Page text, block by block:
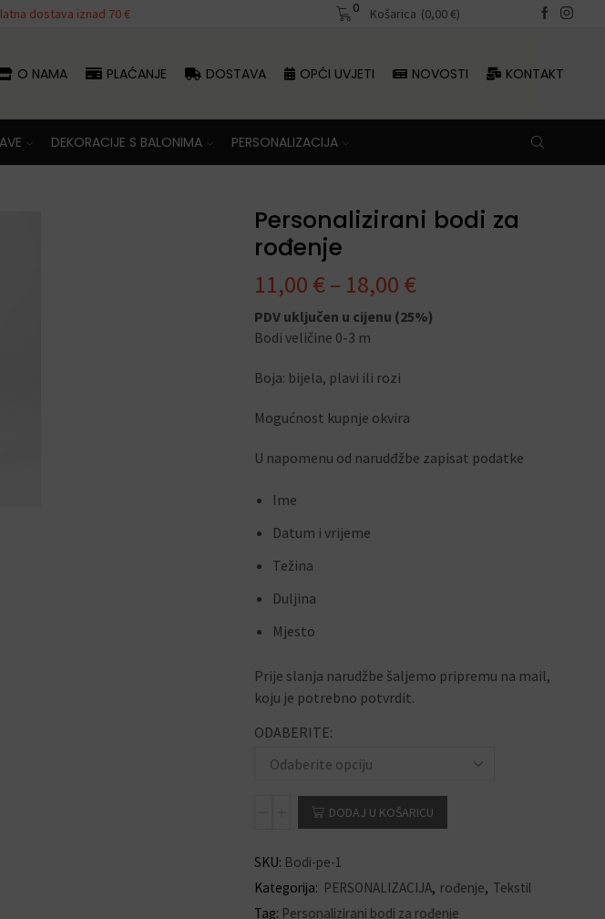
dostava iznad 70 € Besplatna dostava iznad 70 € Besplatna
0 Košarica (0,00€)
O NAMA PLAĆANJE DOSTAVA OPĆI UVJETI NOVOSTI KONTAKT
DEKORACIJE S BALONIMA PERSONALIZACIJA
Personalizirani bodi za
rođenje
11,00 €– 18,00 €
PDV uključen u cijenu (25%)
Bodi veličine 0-3 m
Boja: bijela, plavi ili rozi
Mogućnost kupnje okvira
U napomenu od narudđžbe zapisat podatke
Ime
Datum i vrijeme
Težina
Duljina
Mjesto
Prije slanja narudžbe šaljemo pripremu na mail,
koju je potrebno potvrdit.
ODABERITE:
DODAJ U KOŠARICU
SKU: Bodi-pe-1
Kategorija: PERSONALIZACIJA, rođenje, Tekstil
Tag: Personalizirani bodi za rođenje